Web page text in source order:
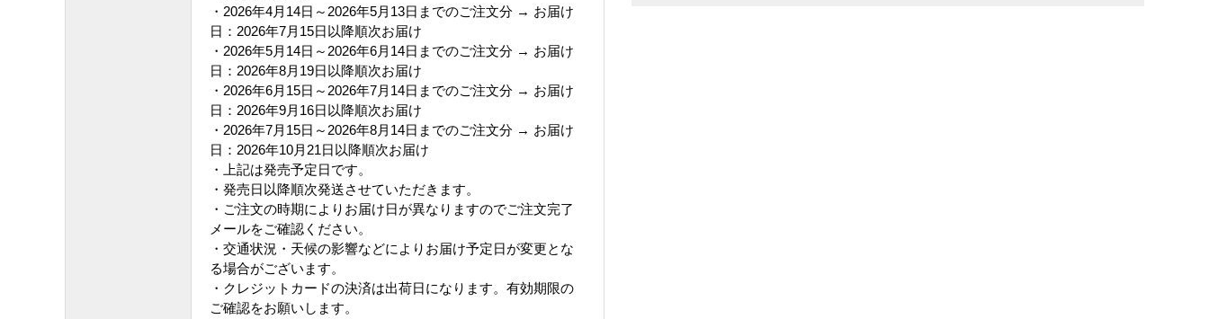
・2026年4月14日～2026年5月13日までのご注文分 → お届け
日：2026年7月15日以降順次お届け
・2026年5月14日～2026年6月14日までのご注文分 → お届け
日：2026年8月19日以降順次お届け
・2026年6月15日～2026年7月14日までのご注文分 → お届け
日：2026年9月16日以降順次お届け
・2026年7月15日～2026年8月14日までのご注文分 → お届け
日：2026年10月21日以降順次お届け
・上記は発売予定日です。
・発売日以降順次発送させていただきます。
・ご注文の時期によりお届け日が異なりますのでご注文完了
メールをご確認ください。
・交通状況・天候の影響などによりお届け予定日が変更とな
る場合がございます。
・クレジットカードの決済は出荷日になります。有効期限の
ご確認をお願いします。